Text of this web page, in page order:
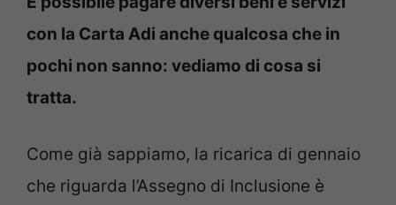
con la Carta Adi anche qualcosa che in
pochi non sanno: vediamo di cosa si
tratta.
Come già sappiamo, la ricarica di gennaio
che riguarda l’Assegno di Inclusione è